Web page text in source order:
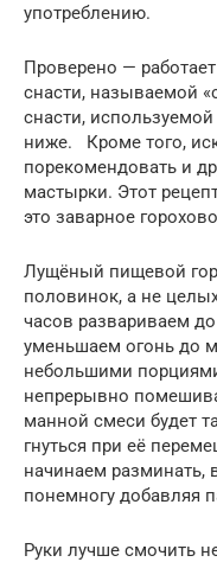
употреблению.
Проверено —
снасти, называемой
снасти,
ниже. Кроме того,
порекомендовать и
мастырки. Этот
это заварное
Лущёный пищевой
половинок, а не
часов развариваем до
уменьшаем огонь до
небольшими
непрерывно
манной смеси будет
гнуться при её
начинаем разминать,
понемногу добавляя
Руки лучше смочить